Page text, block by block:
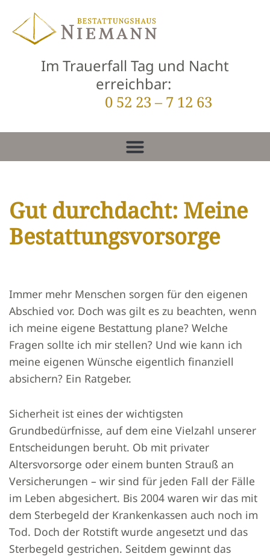
Zum
springenIm Trauerfall Tag und Nacht
erreichbar:
0 52 23 – 7 12 63
Gut durchdacht: Meine
Bestattungsvorsorge
Immer mehr Menschen sorgen für den eigenen
Abschied vor. Doch was gilt es zu beachten, wenn
ich meine eigene Bestattung plane? Welche
Fragen sollte ich mir stellen? Und wie kann ich
meine eigenen Wünsche eigentlich finanziell
absichern? Ein Ratgeber.
Sicherheit ist eines der wichtigsten
Grundbedürfnisse, auf dem eine Vielzahl unserer
Entscheidungen beruht. Ob mit privater
Altersvorsorge oder einem bunten Strauß an
Versicherungen – wir sind für jeden Fall der Fälle
im Leben abgesichert. Bis 2004 waren wir das mit
dem Sterbegeld der Krankenkassen auch noch im
Tod. Doch der Rotstift wurde angesetzt und das
Sterbegeld gestrichen. Seitdem gewinnt das